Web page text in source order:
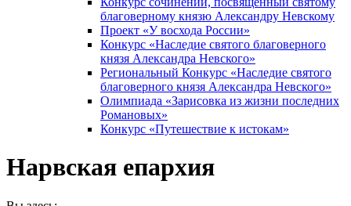
благоверному князю Александру Невскому
Проект «У восхода России»
Конкурс «Наследие святого благоверного
князя Александра Невского»
Региональный Конкурс «Наследие святого
благоверного князя Александра Невского»
Олимпиада «Зарисовка из жизни последних
Романовых»
Конкурс «Путешествие к истокам»
Нарвская епархия